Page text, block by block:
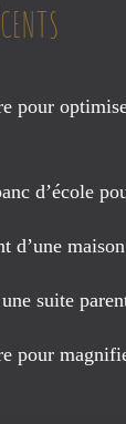
pour
d’école
d’une
suite
pour